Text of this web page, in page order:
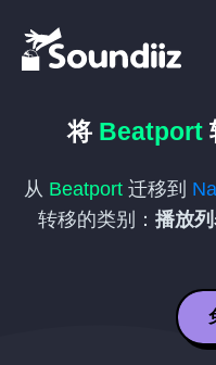
将 Beatport
从 Beatport 迁移到
转移的类别： 播放